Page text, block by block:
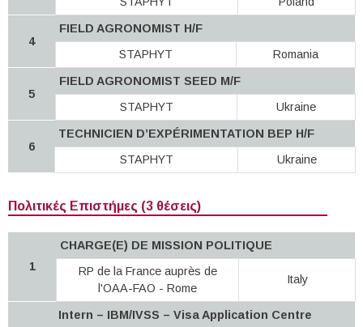
4
FIELD AGRONOMIST H/F
STAPHYT
Romania
5
FIELD AGRONOMIST SEED M/F
STAPHYT
Ukraine
6
TECHNICIEN D’EXPÉRIMENTATION BEP H/F
STAPHYT
Ukraine
Πολιτικές Επιστήμες (3 θέσεις)
1
CHARGE(E) DE MISSION POLITIQUE
RP de la France auprès de
l'OAA-FAO - Rome
Italy
Intern – IBM/IVSS – Visa Application Centre